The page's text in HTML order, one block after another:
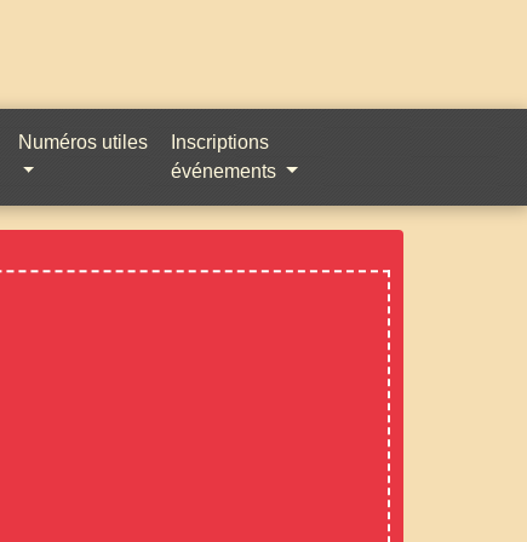
Numéros utiles
Inscriptions
événements